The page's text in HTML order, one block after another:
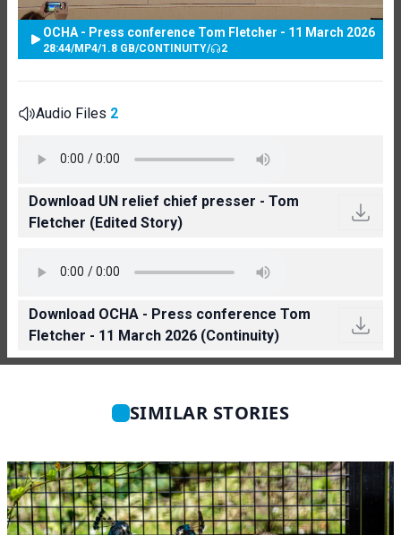
OCHA - Press conference Tom Fletcher - 11 March 2026
28:44/MP4/1.8 GB/CONTINUITY/ 2
Audio Files 2
Download UN relief chief presser - Tom
Fletcher (Edited Story)
Download OCHA - Press conference Tom
Fletcher - 11 March 2026 (Continuity)
SIMILAR STORIES